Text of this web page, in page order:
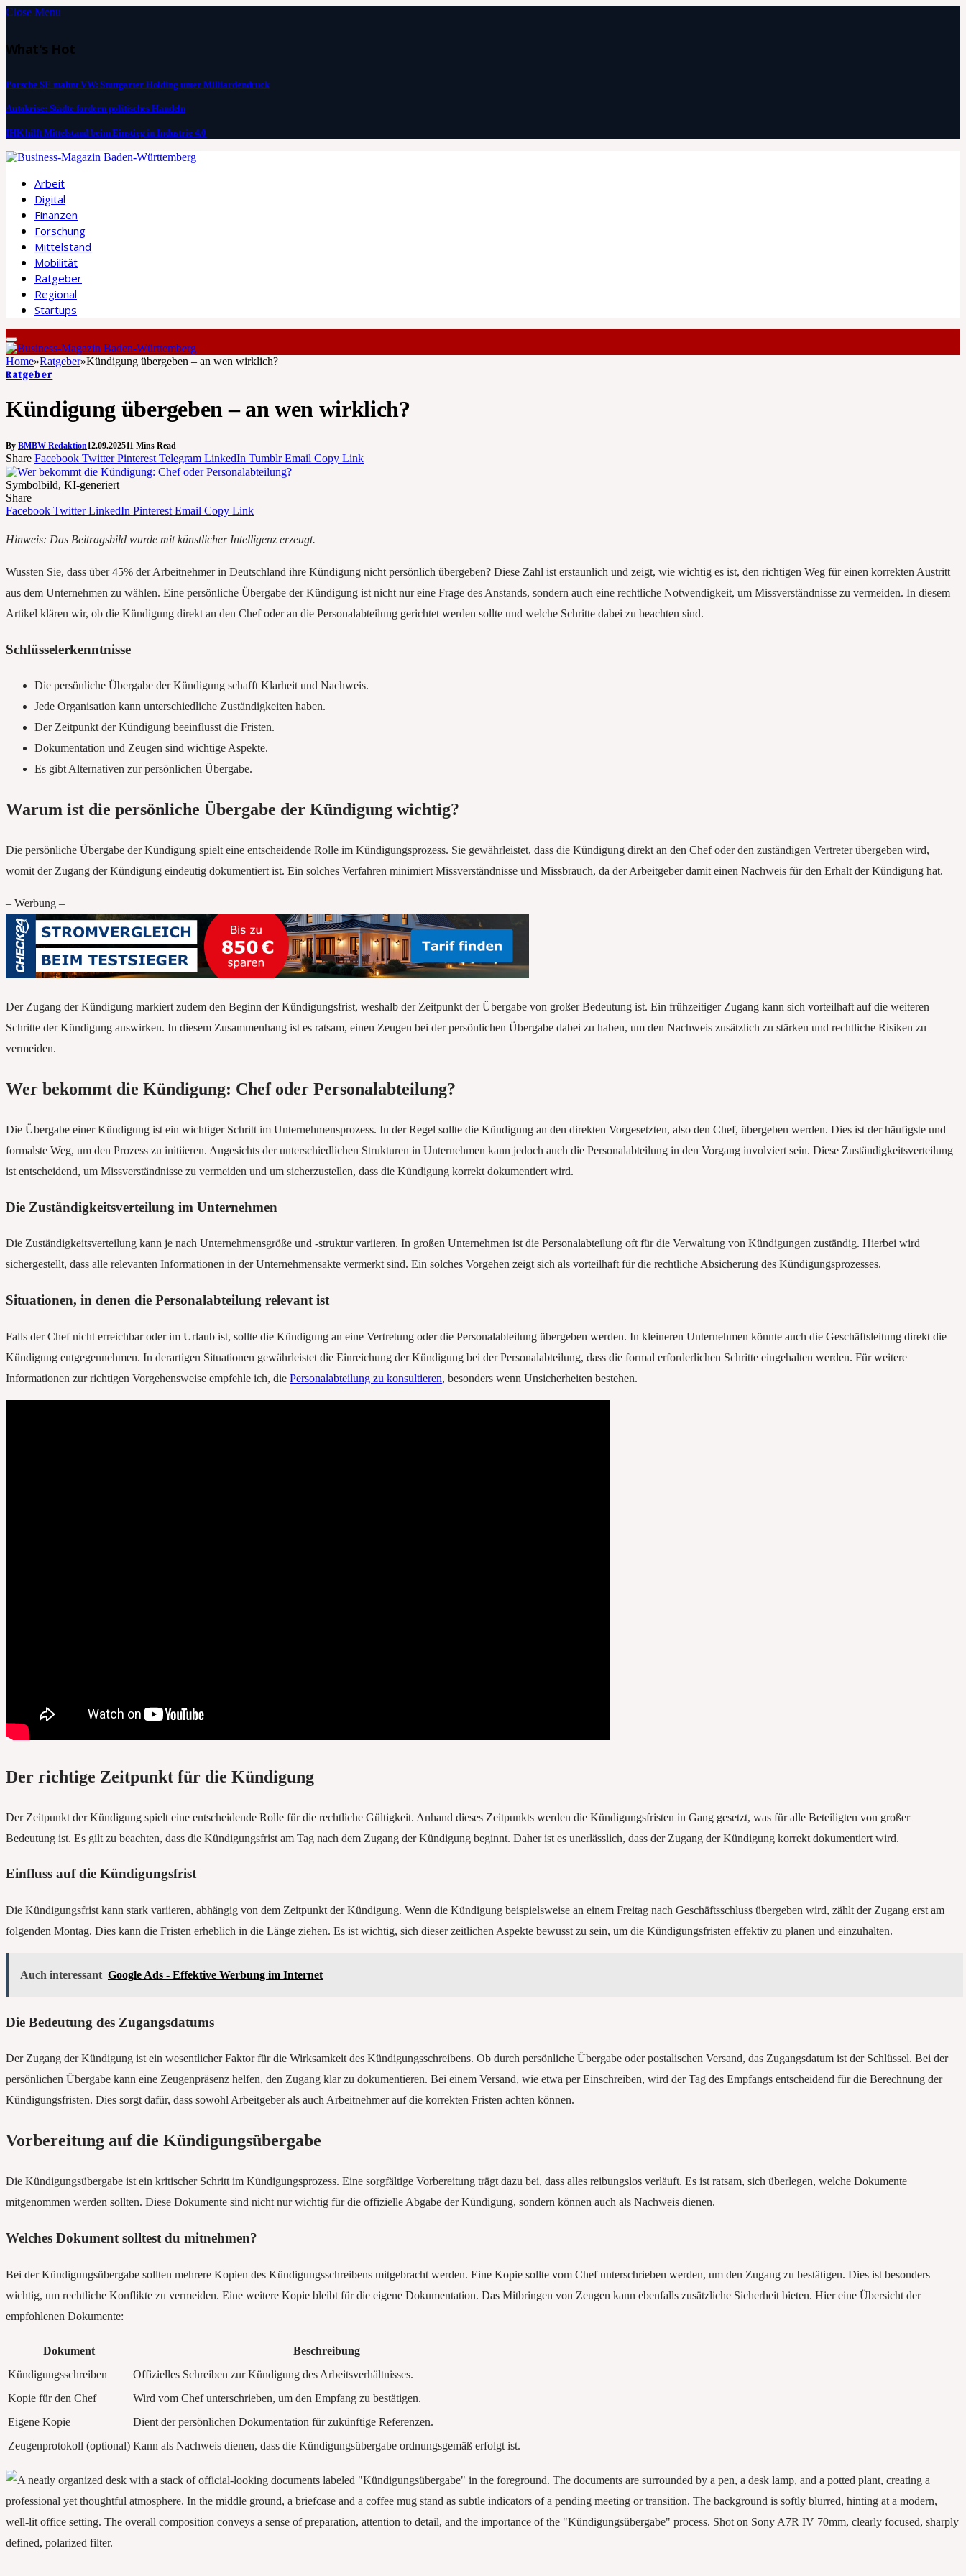
Close Menu
What's Hot
Porsche SE mahnt VW: Stuttgarter Holding unter Milliardendruck
Autokrise: Städte fordern politisches Handeln
IHK hilft Mittelstand beim Einstieg in Industrie 4.0
Arbeit
Digital
Finanzen
Forschung
Mittelstand
Mobilität
Ratgeber
Regional
Startups
Home»Ratgeber»Kündigung übergeben – an wen wirklich?
Ratgeber
Kündigung übergeben – an wen wirklich?
By BMBW Redaktion12.09.202511 Mins Read
Share Facebook Twitter Pinterest Telegram LinkedIn Tumblr Email Copy Link
Symbolbild, KI-generiert
Share
Facebook Twitter LinkedIn Pinterest Email Copy Link
Hinweis: Das Beitragsbild wurde mit künstlicher Intelligenz erzeugt.
Wussten Sie, dass über 45% der Arbeitnehmer in Deutschland ihre Kündigung nicht persönlich übergeben? Diese Zahl ist erstaunlich und zeigt, wie wichtig es ist, den richtigen Weg für einen korrekten Austritt
aus dem Unternehmen zu wählen. Eine persönliche Übergabe der Kündigung ist nicht nur eine Frage des Anstands, sondern auch eine rechtliche Notwendigkeit, um Missverständnisse zu vermeiden. In diesem
Artikel klären wir, ob die Kündigung direkt an den Chef oder an die Personalabteilung gerichtet werden sollte und welche Schritte dabei zu beachten sind.
Schlüsselerkenntnisse
Die persönliche Übergabe der Kündigung schafft Klarheit und Nachweis.
Jede Organisation kann unterschiedliche Zuständigkeiten haben.
Der Zeitpunkt der Kündigung beeinflusst die Fristen.
Dokumentation und Zeugen sind wichtige Aspekte.
Es gibt Alternativen zur persönlichen Übergabe.
Warum ist die persönliche Übergabe der Kündigung wichtig?
Die persönliche Übergabe der Kündigung spielt eine entscheidende Rolle im Kündigungsprozess. Sie gewährleistet, dass die Kündigung direkt an den Chef oder den zuständigen Vertreter übergeben wird,
womit der Zugang der Kündigung eindeutig dokumentiert ist. Ein solches Verfahren minimiert Missverständnisse und Missbrauch, da der Arbeitgeber damit einen Nachweis für den Erhalt der Kündigung hat.
– Werbung –
Der Zugang der Kündigung markiert zudem den Beginn der Kündigungsfrist, weshalb der Zeitpunkt der Übergabe von großer Bedeutung ist. Ein frühzeitiger Zugang kann sich vorteilhaft auf die weiteren
Schritte der Kündigung auswirken. In diesem Zusammenhang ist es ratsam, einen Zeugen bei der persönlichen Übergabe dabei zu haben, um den Nachweis zusätzlich zu stärken und rechtliche Risiken zu
vermeiden.
Wer bekommt die Kündigung: Chef oder Personalabteilung?
Die Übergabe einer Kündigung ist ein wichtiger Schritt im Unternehmensprozess. In der Regel sollte die Kündigung an den direkten Vorgesetzten, also den Chef, übergeben werden. Dies ist der häufigste und
formalste Weg, um den Prozess zu initiieren. Angesichts der unterschiedlichen Strukturen in Unternehmen kann jedoch auch die Personalabteilung in den Vorgang involviert sein. Diese Zuständigkeitsverteilung
ist entscheidend, um Missverständnisse zu vermeiden und um sicherzustellen, dass die Kündigung korrekt dokumentiert wird.
Die Zuständigkeitsverteilung im Unternehmen
Die Zuständigkeitsverteilung kann je nach Unternehmensgröße und -struktur variieren. In großen Unternehmen ist die Personalabteilung oft für die Verwaltung von Kündigungen zuständig. Hierbei wird
sichergestellt, dass alle relevanten Informationen in der Unternehmensakte vermerkt sind. Ein solches Vorgehen zeigt sich als vorteilhaft für die rechtliche Absicherung des Kündigungsprozesses.
Situationen, in denen die Personalabteilung relevant ist
Falls der Chef nicht erreichbar oder im Urlaub ist, sollte die Kündigung an eine Vertretung oder die Personalabteilung übergeben werden. In kleineren Unternehmen könnte auch die Geschäftsleitung direkt die
Kündigung entgegennehmen. In derartigen Situationen gewährleistet die Einreichung der Kündigung bei der Personalabteilung, dass die formal erforderlichen Schritte eingehalten werden. Für weitere
Informationen zur richtigen Vorgehensweise empfehle ich, die Personalabteilung zu konsultieren, besonders wenn Unsicherheiten bestehen.
Der richtige Zeitpunkt für die Kündigung
Der Zeitpunkt der Kündigung spielt eine entscheidende Rolle für die rechtliche Gültigkeit. Anhand dieses Zeitpunkts werden die Kündigungsfristen in Gang gesetzt, was für alle Beteiligten von großer
Bedeutung ist. Es gilt zu beachten, dass die Kündigungsfrist am Tag nach dem Zugang der Kündigung beginnt. Daher ist es unerlässlich, dass der Zugang der Kündigung korrekt dokumentiert wird.
Einfluss auf die Kündigungsfrist
Die Kündigungsfrist kann stark variieren, abhängig von dem Zeitpunkt der Kündigung. Wenn die Kündigung beispielsweise an einem Freitag nach Geschäftsschluss übergeben wird, zählt der Zugang erst am
folgenden Montag. Dies kann die Fristen erheblich in die Länge ziehen. Es ist wichtig, sich dieser zeitlichen Aspekte bewusst zu sein, um die Kündigungsfristen effektiv zu planen und einzuhalten.
Auch interessant Google Ads - Effektive Werbung im Internet
Die Bedeutung des Zugangsdatums
Der Zugang der Kündigung ist ein wesentlicher Faktor für die Wirksamkeit des Kündigungsschreibens. Ob durch persönliche Übergabe oder postalischen Versand, das Zugangsdatum ist der Schlüssel. Bei der
persönlichen Übergabe kann eine Zeugenpräsenz helfen, den Zugang klar zu dokumentieren. Bei einem Versand, wie etwa per Einschreiben, wird der Tag des Empfangs entscheidend für die Berechnung der
Kündigungsfristen. Dies sorgt dafür, dass sowohl Arbeitgeber als auch Arbeitnehmer auf die korrekten Fristen achten können.
Vorbereitung auf die Kündigungsübergabe
Die Kündigungsübergabe ist ein kritischer Schritt im Kündigungsprozess. Eine sorgfältige Vorbereitung trägt dazu bei, dass alles reibungslos verläuft. Es ist ratsam, sich überlegen, welche Dokumente
mitgenommen werden sollten. Diese Dokumente sind nicht nur wichtig für die offizielle Abgabe der Kündigung, sondern können auch als Nachweis dienen.
Welches Dokument solltest du mitnehmen?
Bei der Kündigungsübergabe sollten mehrere Kopien des Kündigungsschreibens mitgebracht werden. Eine Kopie sollte vom Chef unterschrieben werden, um den Zugang zu bestätigen. Dies ist besonders
wichtig, um rechtliche Konflikte zu vermeiden. Eine weitere Kopie bleibt für die eigene Dokumentation. Das Mitbringen von Zeugen kann ebenfalls zusätzliche Sicherheit bieten. Hier eine Übersicht der
empfohlenen Dokumente:
Dokument
Beschreibung
Kündigungsschreiben
Offizielles Schreiben zur Kündigung des Arbeitsverhältnisses.
Kopie für den Chef
Wird vom Chef unterschrieben, um den Empfang zu bestätigen.
Eigene Kopie
Dient der persönlichen Dokumentation für zukünftige Referenzen.
Zeugenprotokoll (optional) Kann als Nachweis dienen, dass die Kündigungsübergabe ordnungsgemäß erfolgt ist.